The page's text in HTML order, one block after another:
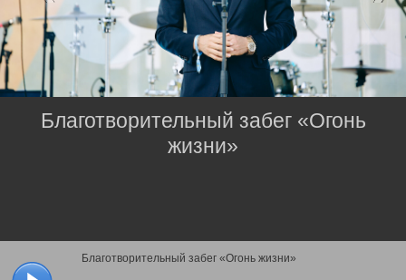
Благотворительный забег «Огонь жизни»
Благотворительный забег «Огонь
жизни»